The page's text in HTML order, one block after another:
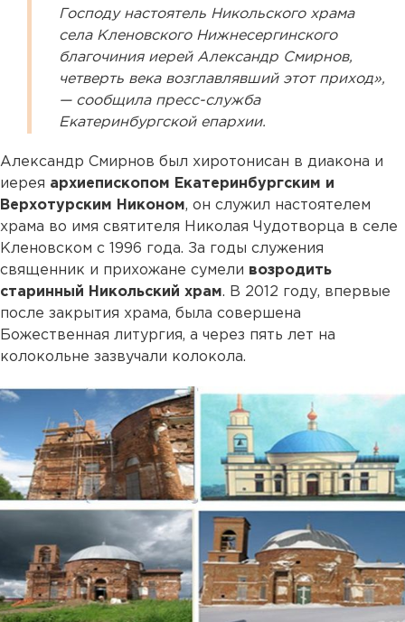
Господу настоятель Никольского храма
села Кленовского Нижнесергинского
благочиния иерей Александр Смирнов,
четверть века возглавлявший этот приход»,
— сообщила пресс-служба
Екатеринбургской епархии.
Александр Смирнов был хиротонисан в диакона и
иерея архиепископом Екатеринбургским и
Верхотурским Никоном, он служил настоятелем
храма во имя святителя Николая Чудотворца в селе
Кленовском с 1996 года. За годы служения
священник и прихожане сумели возродить
старинный Никольский храм. В 2012 году, впервые
после закрытия храма, была совершена
Божественная литургия, а через пять лет на
колокольне зазвучали колокола.